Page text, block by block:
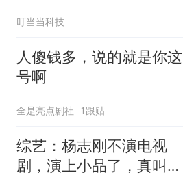
叮当当科技
人傻钱多，说的就是你这
号啊
全是亮点剧社 1跟贴
综艺：杨志刚不演电视
剧，演上小品了，真叫人